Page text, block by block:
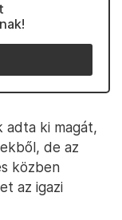
ki magát,
de az
közben
az igazi